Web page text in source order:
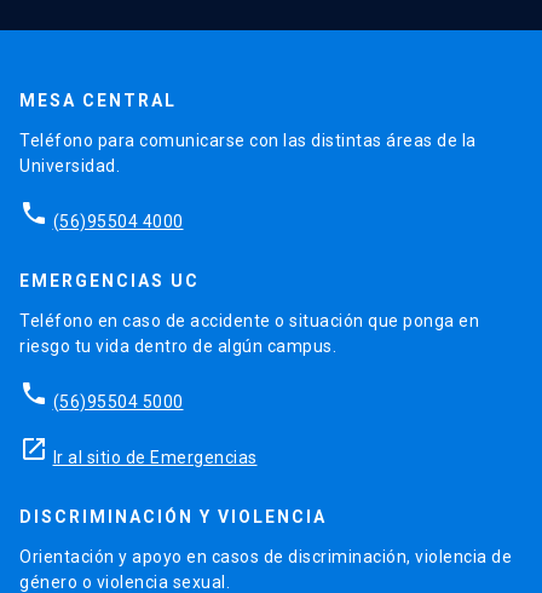
MESA CENTRAL
Teléfono para comunicarse con las distintas áreas de la
Universidad.
phone (56)95504 4000
EMERGENCIAS UC
Teléfono en caso de accidente o situación que ponga en
riesgo tu vida dentro de algún campus.
phone (56)95504 5000
launch Ir al sitio de Emergencias
DISCRIMINACIÓN Y VIOLENCIA
Orientación y apoyo en casos de discriminación, violencia de
género o violencia sexual.